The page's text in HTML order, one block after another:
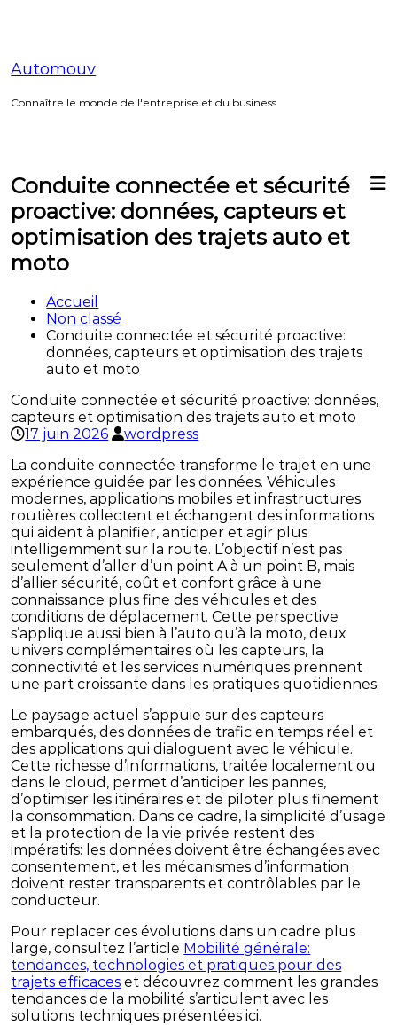
Automouv
Connaître le monde de l'entreprise et du business
Conduite connectée et sécurité
proactive: données, capteurs et
optimisation des trajets auto et
moto
Accueil
Non classé
Conduite connectée et sécurité proactive:
données, capteurs et optimisation des trajets
auto et moto
Conduite connectée et sécurité proactive: données,
capteurs et optimisation des trajets auto et moto
17 juin 2026
wordpress
La conduite connectée transforme le trajet en une
expérience guidée par les données. Véhicules
modernes, applications mobiles et infrastructures
routières collectent et échangent des informations
qui aident à planifier, anticiper et agir plus
intelligemment sur la route. L’objectif n’est pas
seulement d’aller d’un point A à un point B, mais
d’allier sécurité, coût et confort grâce à une
connaissance plus fine des véhicules et des
conditions de déplacement. Cette perspective
s’applique aussi bien à l’auto qu’à la moto, deux
univers complémentaires où les capteurs, la
connectivité et les services numériques prennent
une part croissante dans les pratiques quotidiennes.
Le paysage actuel s’appuie sur des capteurs
embarqués, des données de trafic en temps réel et
des applications qui dialoguent avec le véhicule.
Cette richesse d’informations, traitée localement ou
dans le cloud, permet d’anticiper les pannes,
d’optimiser les itinéraires et de piloter plus finement
la consommation. Dans ce cadre, la simplicité d’usage
et la protection de la vie privée restent des
impératifs: les données doivent être échangées avec
consentement, et les mécanismes d’information
doivent rester transparents et contrôlables par le
conducteur.
Pour replacer ces évolutions dans un cadre plus
large, consultez l’article Mobilité générale:
tendances, technologies et pratiques pour des
trajets efficaces et découvrez comment les grandes
tendances de la mobilité s’articulent avec les
solutions techniques présentées ici.